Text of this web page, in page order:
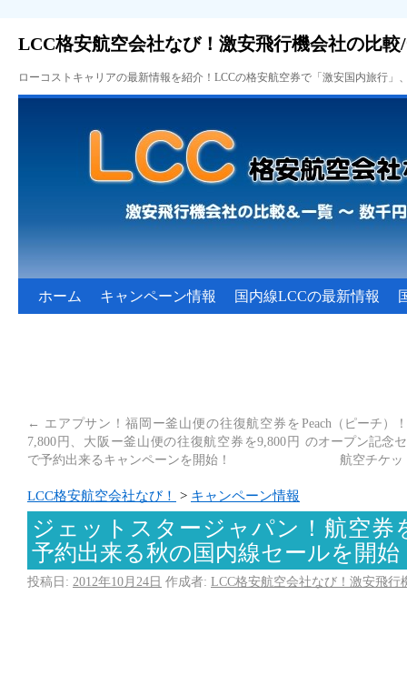
LCC格安航空会社なび！激安飛行機会社の比較
ローコストキャリアの最新情報を紹介！LCCの格安航空券で「激安国内旅行
ホーム キャンペーン情報 国内線LCCの最新情報
← エアプサン！福岡ー釜山便の往復航空券を
7,800円、大阪ー釜山便の往復航空券を9,800円
で予約出来るキャンペーンを開始！
Peach（ピーチ）
のオープン記念
航空チケ
LCC格安航空会社なび！ > キャンペーン情報
ジェットスタージャパン！航空券
予約出来る秋の国内線セールを開始
投稿日: 2012年10月24日 作成者: LCC格安航空会社なび！激安飛行